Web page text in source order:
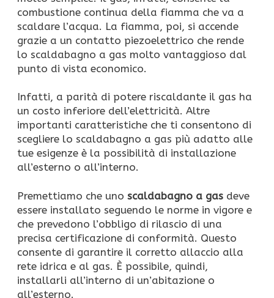
combustione continua della fiamma che va a
scaldare l’acqua. La fiamma, poi, si accende
grazie a un contatto piezoelettrico che rende
lo scaldabagno a gas molto vantaggioso dal
punto di vista economico.
Infatti, a parità di potere riscaldante il gas ha
un costo inferiore dell’elettricità. Altre
importanti caratteristiche che ti consentono di
scegliere lo scaldabagno a gas più adatto alle
tue esigenze è la possibilità di installazione
all’esterno o all’interno.
Premettiamo che uno scaldabagno a gas deve
essere installato seguendo le norme in vigore e
che prevedono l’obbligo di rilascio di una
precisa certificazione di conformità. Questo
consente di garantire il corretto allaccio alla
rete idrica e al gas. È possibile, quindi,
installarli all’interno di un’abitazione o
all’esterno.